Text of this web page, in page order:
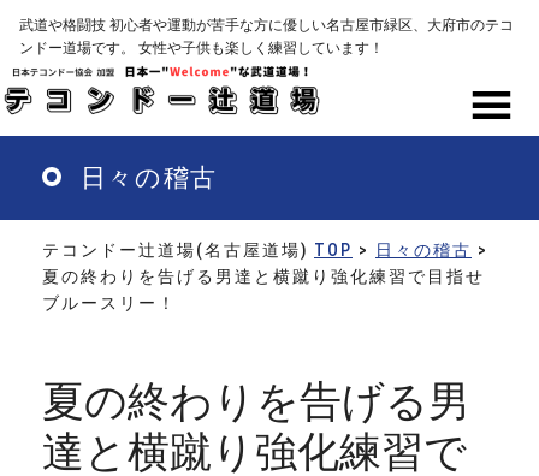
Skip
main
content
武道や格闘技 初心者や運動が苦手な方に優しい名古屋市緑区、大府市のテコ
ンドー道場です。 女性や子供も楽しく練習しています！
日々の稽古
テコンドー辻道場(名古屋道場) TOP > 日々の稽古 >
夏の終わりを告げる男達と横蹴り強化練習で目指せ
ブルースリー！
夏の終わりを告げる男
達と横蹴り強化練習で